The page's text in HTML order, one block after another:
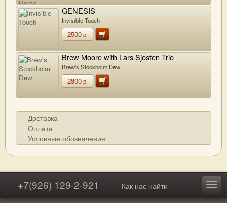
GENESIS
Invisible Touch
2500р.
Brew Moore with Lars Sjosten Trio
Brew's Stockholm Dew
2800р.
Доставка
Оплата
Условные обозначения
+7(926) 129-2-921 Как нас найти